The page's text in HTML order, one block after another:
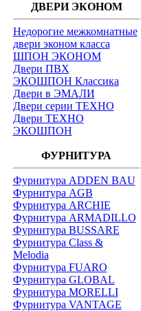
ДВЕРИ ЭКОНОМ
Недорогие межкомнатные
двери эконом класса
ШПОН ЭКОНОМ
Двери ПВХ
ЭКОШПОН Классика
Двери в ЭМАЛИ
Двери серии ТЕХНО
Двери ТЕХНО
ЭКОШПОН
ФУРНИТУРА
Фурнитура ADDEN BAU
Фурнитура AGB
Фурнитура ARCHIE
Фурнитура ARMADILLO
Фурнитура BUSSARE
Фурнитура Class &
Melodia
Фурнитура FUARO
Фурнитура GLOBAL
Фурнитура MORELLI
Фурнитура VANTAGE